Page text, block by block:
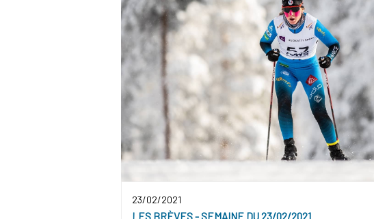
23/02/2021
LES BRÈVES - SEMAINE DU 23/02/2021